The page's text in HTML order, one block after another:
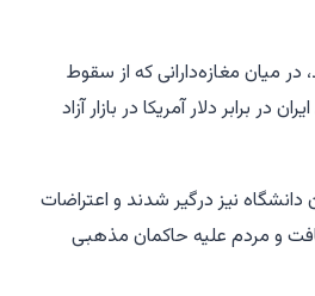
در میان مغازه‌دارانی که از سقوط
در برابر دلار آمریکا در بازار آزاد
دانشگاه نیز درگیر شدند و اعتراضات
و مردم علیه حاکمان مذهبی